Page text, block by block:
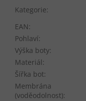
Kategorie:
EAN:
Pohlaví:
Výška boty:
Materiál:
Šířka bot:
Membrána
(voděodolnost):